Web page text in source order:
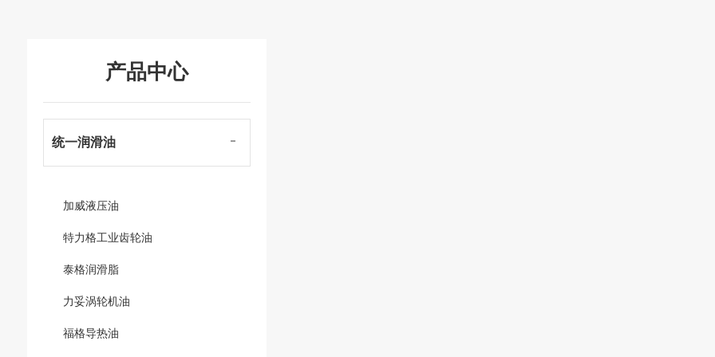
产品中心
统一润滑油
加威液压油
特力格工业齿轮油
泰格润滑脂
力妥涡轮机油
福格导热油